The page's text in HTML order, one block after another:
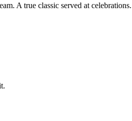
A true classic served at celebrations.